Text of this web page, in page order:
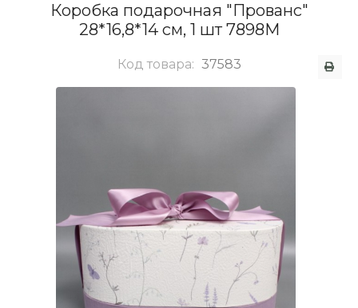
Коробка подарочная "Прованс"
28*16,8*14 см, 1 шт 7898М
Код товара: 37583